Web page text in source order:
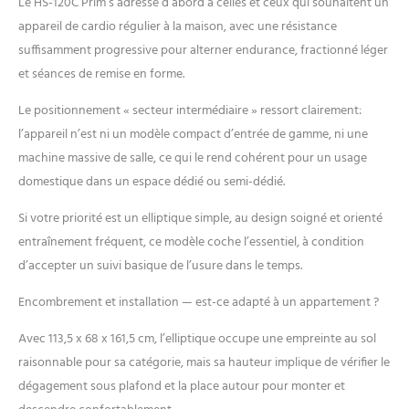
ciblé des muscles des
membres supérieurs et
inférieurs? Les poignées
extérieures de l'appareil
l'entraînement de tout le
corps. Celles de l'intérieur
sont destinées à tous les
muscles sous la hanche
MODES DE
machine elliptique offre 32
niveaux de résistance
différents sélectionnables.
De plus, d'autres
programmes
d'entraînement
préprogrammés sont
accessibles, par exemple
HRC, watts, etc. SÛR ET
CONFORTABLE: le vélo
appareil de cardio régulier à la maison, avec une résistance
suffisamment progressive pour alterner endurance, fractionné léger
et séances de remise en forme.
Le positionnement « secteur intermédiaire » ressort clairement:
l’appareil n’est ni un modèle compact d’entrée de gamme, ni une
machine massive de salle, ce qui le rend cohérent pour un usage
domestique dans un espace dédié ou semi-dédié.
Si votre priorité est un elliptique simple, au design soigné et orienté
entraînement fréquent, ce modèle coche l’essentiel, à condition
d’accepter un suivi basique de l’usure dans le temps.
Encombrement et installation — est-ce adapté à un appartement ?
Avec 113,5 x 68 x 161,5 cm, l’elliptique occupe une empreinte au sol
raisonnable pour sa catégorie, mais sa hauteur implique de vérifier le
dégagement sous plafond et la place autour pour monter et